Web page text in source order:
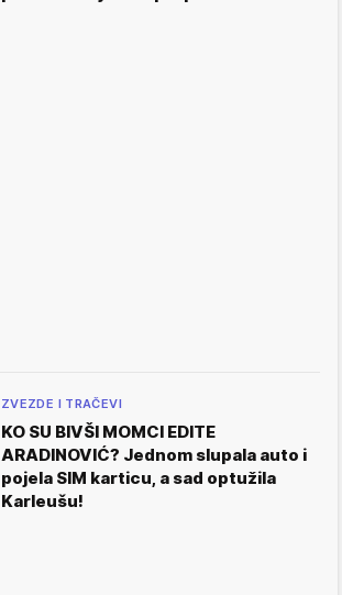
ZVEZDE I TRAČEVI
KO SU BIVŠI MOMCI EDITE
ARADINOVIĆ? Jednom slupala auto i
pojela SIM karticu, a sad optužila
Karleušu!